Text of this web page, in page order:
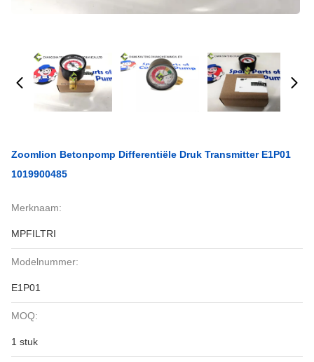
Zoomlion Betonpomp Differentiële Druk Transmitter E1P01
1019900485
Merknaam:
MPFILTRI
Modelnummer:
E1P01
MOQ:
1 stuk